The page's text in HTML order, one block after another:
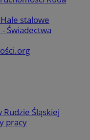
stalowe
Świadectwa
Rudzie Śląskiej
pracy